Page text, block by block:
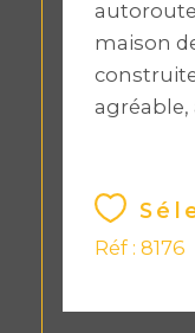
maison
agréable,
Réf : 8176